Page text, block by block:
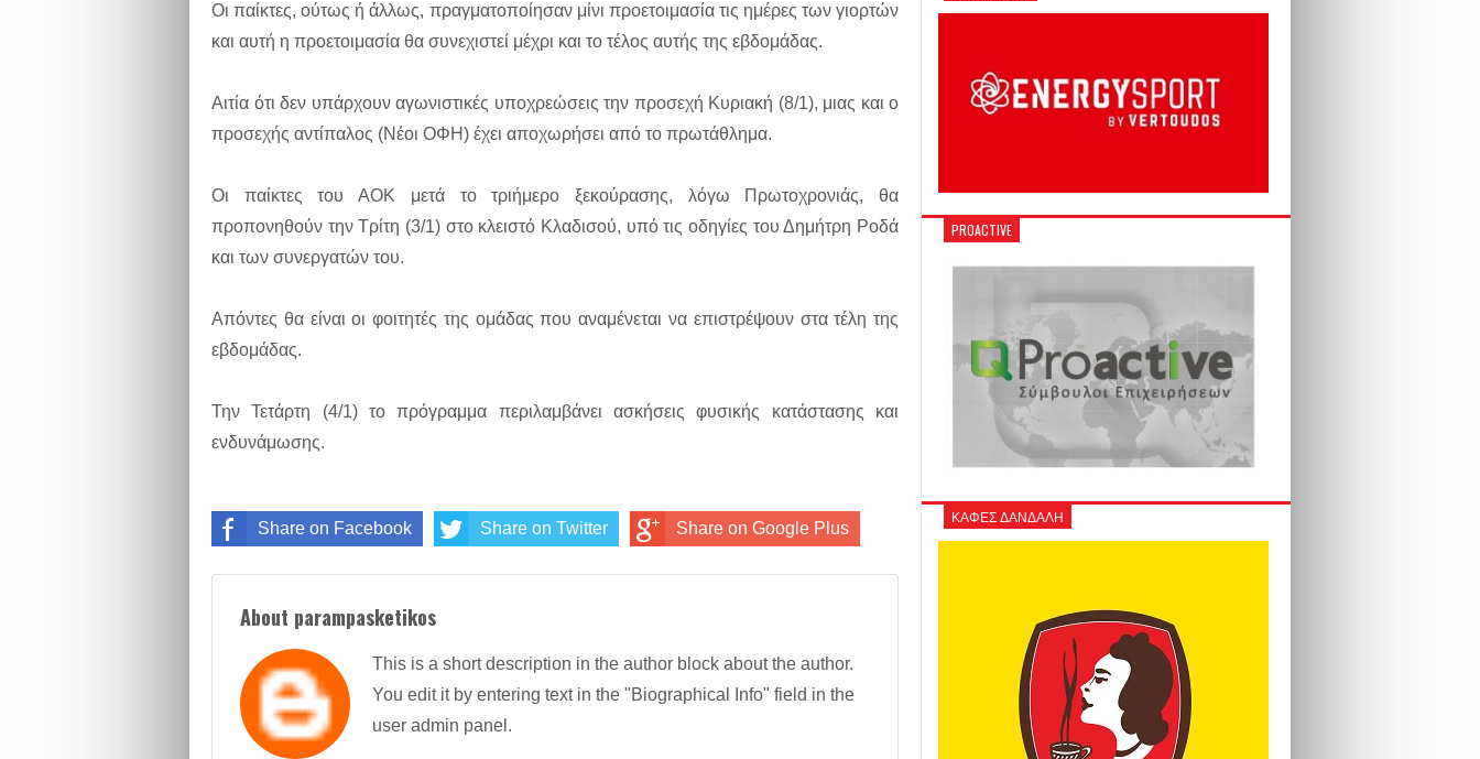
Οι παίκτες, ούτως ή άλλως, πραγματοποίησαν μίνι προετοιμασία τις ημέρες των γιορτών
και αυτή η προετοιμασία θα συνεχιστεί μέχρι και το τέλος αυτής της εβδομάδας.
Αιτία ότι δεν υπάρχουν αγωνιστικές υποχρεώσεις την προσεχή Κυριακή (8/1), μιας και ο
προσεχής αντίπαλος (Νέοι ΟΦΗ) έχει αποχωρήσει από το πρωτάθλημα.
Οι παίκτες του ΑΟΚ μετά το τριήμερο ξεκούρασης, λόγω Πρωτοχρονιάς, θα
προπονηθούν την Τρίτη (3/1) στο κλειστό Κλαδισού, υπό τις οδηγίες του Δημήτρη Ροδά
και των συνεργατών του.
Απόντες θα είναι οι φοιτητές της ομάδας που αναμένεται να επιστρέψουν στα τέλη της
εβδομάδας.
Την Τετάρτη (4/1) το πρόγραμμα περιλαμβάνει ασκήσεις φυσικής κατάστασης και
ενδυνάμωσης.
Share on Facebook Share on Twitter Share on Google Plus
About parampasketikos
This is a short description in the author block about the author.
You edit it by entering text in the "Biographical Info" field in the
user admin panel.
PROACTIVE
ΚΑΦΕΣ ΔΑΝΔΑΛΗ